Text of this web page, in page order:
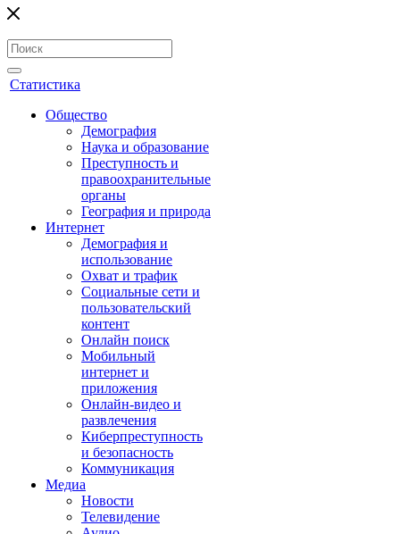
Статистика
Общество
Демография
Наука и образование
Преступность и
правоохранительные
органы
География и природа
Интернет
Демография и
использование
Охват и трафик
Социальные сети и
пользовательский
контент
Онлайн поиск
Мобильный
интернет и
приложения
Онлайн-видео и
развлечения
Киберпреступность
и безопасность
Коммуникация
Медиа
Новости
Телевидение